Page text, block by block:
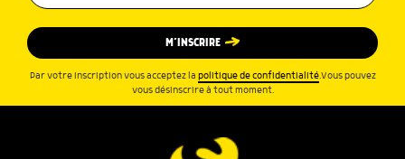
M’INSCRIRE
Par votre inscription vous acceptez la politique de confidentialité.Vous pouvez
vous désinscrire à tout moment.